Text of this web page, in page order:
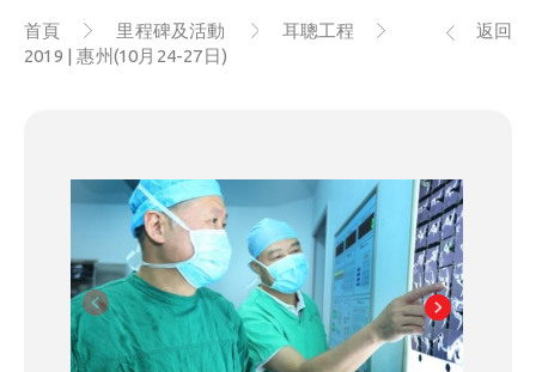
首頁 里程碑及活動
耳聰工程
2019 | 惠州(10月24-27日)
返回